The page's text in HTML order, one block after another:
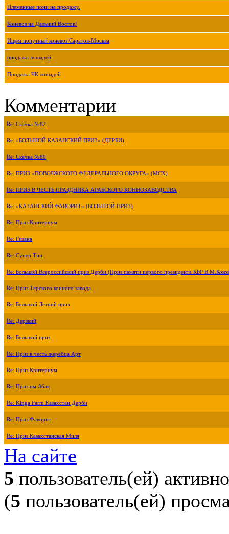
Племенные пони на продажу.
Коневоз на Дальний Восток!
Ищем попутный коневоз Саратов-Москва
продажа лошадей
Продажа ЧК лошадей
Комментарии
Re: Скачка №82
Re: «БОЛЬШОЙ КАЗАНСКИЙ ПРИЗ» (ДЕРБИ)
Re: Скачка №80
Re: ПРИЗ «ПОВОЛЖСКОГО ФЕДЕРАЛЬНОГО ОКРУГА» (МСХ)
Re: ПРИЗ В ЧЕСТЬ ПРАЗДНИКА АРАБСКОГО КОННОЗАВОДСТВА
Re: «КАЗАНСКИЙ ФАВОРИТ» (БОЛЬШОЙ ПРИЗ)
Re: Приз Критериум
Re: Гизана
Re: Супер Тип
Re: Большой Всероссийский приз Дерби (Приз памяти первого президента КБР
Re: Приз Терского конного завода
Re: Большой Летний приз
Re: Дерзкий
Re: Большой приз
Re: Приз в честь жеребца Арт
Re: Приз Критериум
Re: Приз им.Абая
Re: Kinga Farm Казахстан Дерби
Re: Приз Фаворит
Re: Приз Казахстанская Миля
На сайте
5 пользователь(ей) активно
(5 пользователь(ей)